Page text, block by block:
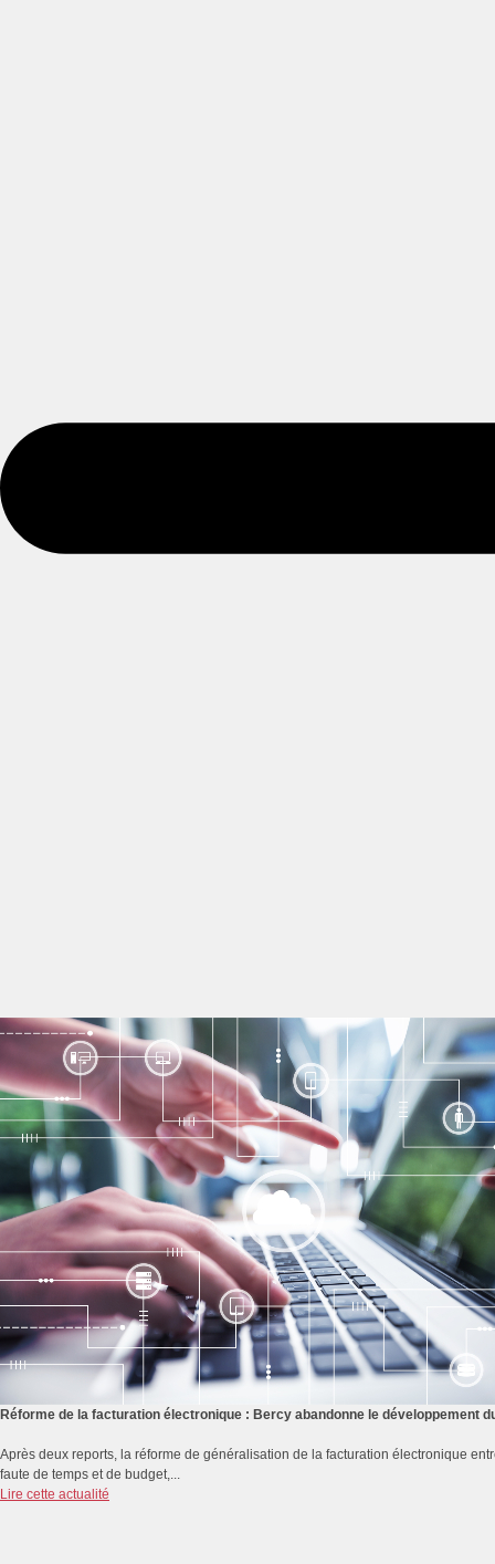
Réforme de la facturation électronique : Bercy abandonne le développement
Après deux reports, la réforme de généralisation de la facturation électronique
faute de temps et de budget,...
Lire cette actualité